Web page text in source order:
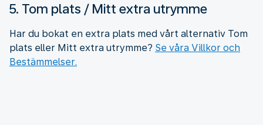
5. Tom plats / Mitt extra utrymme
Har du bokat en extra plats med vårt alternativ Tom
plats eller Mitt extra utrymme? Se våra Villkor och
Bestämmelser.